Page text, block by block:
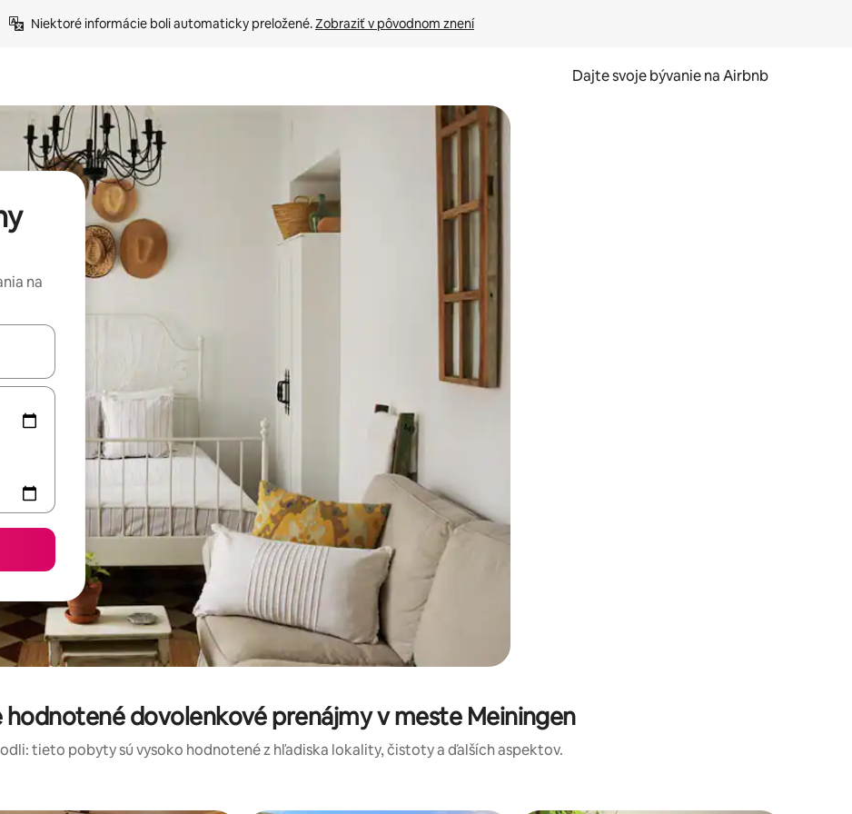
Niektoré informácie boli automaticky preložené. Zobraziť v pôvodnom znení
Dajte svoje bývanie na Airbnb
na
prechádzať pomocou klávesov so šípkami nahor a nadol alebo ich preskúmať pomocou dotykových gest či potiahnutia prstom.
hodnotené dovolenkové prenájmy v meste Meiningen
tieto pobyty sú vysoko hodnotené z hľadiska lokality, čistoty a ďalších aspektov.